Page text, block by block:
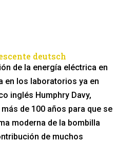
deutsch
de la energía eléctrica en
en los laboratorios ya en
inglés Humphry Davy,
de 100 años para que se
moderna de la bombilla
de muchos